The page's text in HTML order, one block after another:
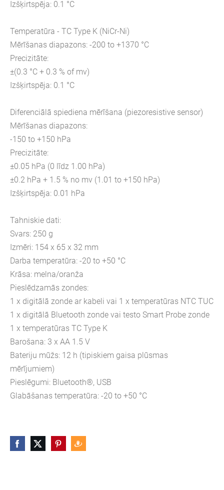
Izšķirtspēja: 0.1 °C
Temperatūra - TC Type K (NiCr-Ni)
Mērīšanas diapazons: -200 to +1370 °C
Precizitāte:
±(0.3 °C + 0.3 % of mv)
Izšķirtspēja: 0.1 °C
Diferenciālā spiediena mērīšana (piezoresistive sensor)
Mērīšanas diapazons:
-150 to +150 hPa
Precizitāte:
±0.05 hPa (0 līdz 1.00 hPa)
±0.2 hPa + 1.5 % no mv (1.01 to +150 hPa)
Izšķirtspēja: 0.01 hPa
Tahniskie dati:
Svars: 250 g
Izmēri: 154 x 65 x 32 mm
Darba temperatūra: -20 to +50 °C
Krāsa: melna/oranža
Pieslēdzamās zondes:
1 x digitālā zonde ar kabeli vai 1 x temperatūras NTC TUC
1 x digitālā Bluetooth zonde vai testo Smart Probe zonde
1 x temperatūras TC Type K
Barošana: 3 x AA 1.5 V
Bateriju mūžs: 12 h (tipiskiem gaisa plūsmas
mērījumiem)
Pieslēgumi: Bluetooth®, USB
Glabāšanas temperatūra: -20 to +50 °C